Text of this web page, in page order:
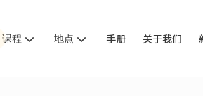
课程 地点 手册 关于我们